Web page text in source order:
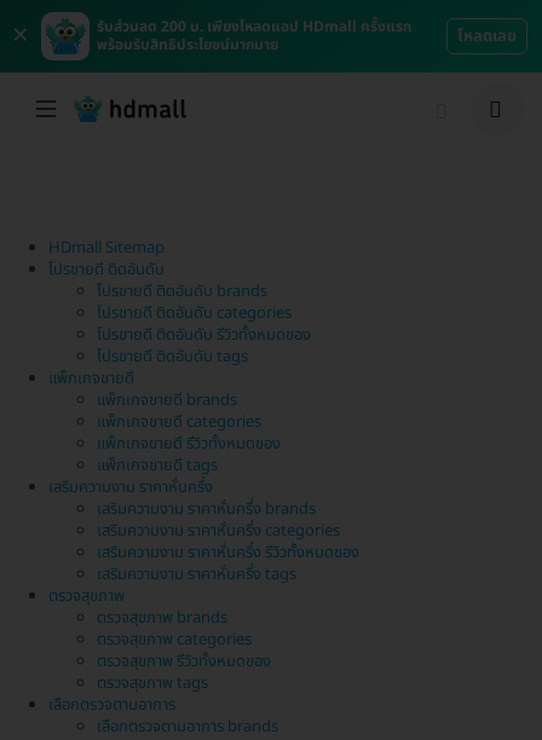
×
รับส่วนลด 200 บ. เพียงโหลดแอป HDmall ครั้งแรก
พร้อมรับสิทธิประโยชน์มากมาย
โหลดเลย
HDmall Sitemap
โปรขายดี ติดอันดับ
โปรขายดี ติดอันดับ brands
โปรขายดี ติดอันดับ categories
โปรขายดี ติดอันดับ รีวิวทั้งหมดของ
โปรขายดี ติดอันดับ tags
แพ็กเกจขายดี
แพ็กเกจขายดี brands
แพ็กเกจขายดี categories
แพ็กเกจขายดี รีวิวทั้งหมดของ
แพ็กเกจขายดี tags
เสริมความงาม ราคาหั่นครึ่ง
เสริมความงาม ราคาหั่นครึ่ง brands
เสริมความงาม ราคาหั่นครึ่ง categories
เสริมความงาม ราคาหั่นครึ่ง รีวิวทั้งหมดของ
เสริมความงาม ราคาหั่นครึ่ง tags
ตรวจสุขภาพ
ตรวจสุขภาพ brands
ตรวจสุขภาพ categories
ตรวจสุขภาพ รีวิวทั้งหมดของ
ตรวจสุขภาพ tags
เลือกตรวจตามอาการ
เลือกตรวจตามอาการ brands